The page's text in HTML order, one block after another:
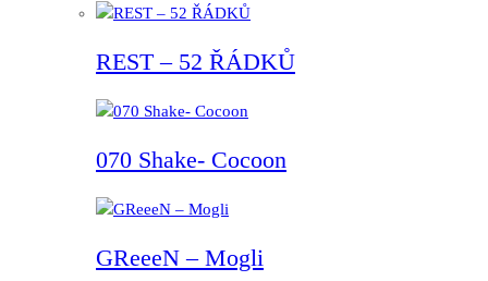
REST – 52 ŘÁDKŮ
070 Shake- Cocoon
GReeeN – Mogli